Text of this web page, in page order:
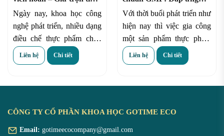
chất thảo dược
Ngày nay, khoa học công
nghệ phát triển, nhiều dạng
điều chế thực phẩm chức
năng được ra đời nhằm để
mang lại sự tiện lợi và hấp
nhất cho khách hàng.
Liên hệ Chi tiết
tiêu chí về chất lượng –
mẫu mã của doanh
nghiệp
Với thời buổi phát triển như
hiện nay thì việc gia công
một sản phẩm thực phẩm
chức năng đòi hỏi phải có
nhiều tiêu chí hơn. Bên
sản phẩm, doanh nghiệp
tiêu chí như mẫu mã, bao bì
Liên hệ Chi tiết
CÔNG TY CỔ PHẦN KHOA HỌC GOTIME ECO
Email: gotimeecocompany@gmail.com